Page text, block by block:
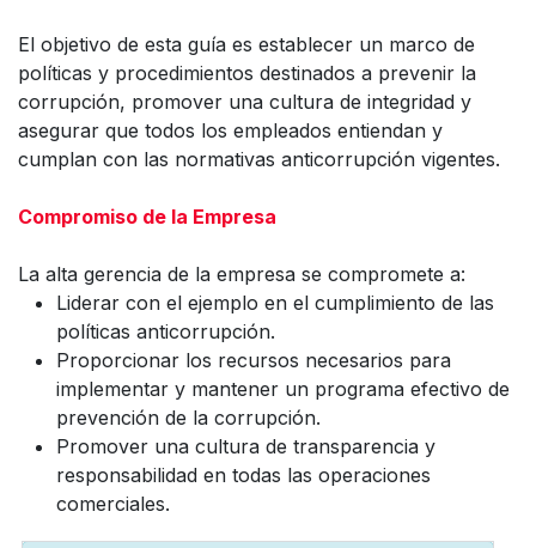
El objetivo de esta guía es establecer un marco de
políticas y procedimientos destinados a prevenir la
corrupción, promover una cultura de integridad y
asegurar que todos los empleados entiendan y
cumplan con las normativas anticorrupción vigentes.
Compromiso de la Empresa
La alta gerencia de la empresa se compromete a:
Liderar con el ejemplo en el cumplimiento de las
políticas anticorrupción.
Proporcionar los recursos necesarios para
implementar y mantener un programa efectivo de
prevención de la corrupción.
Promover una cultura de transparencia y
responsabilidad en todas las operaciones
comerciales.